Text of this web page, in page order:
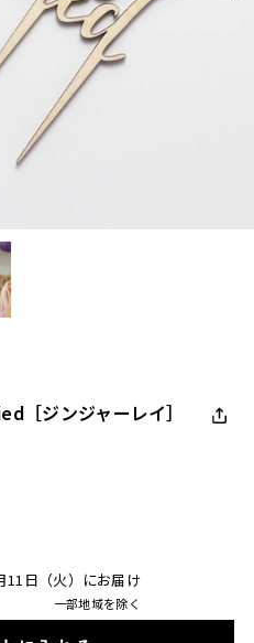
［ジンジャーレイ］
11日（火）にお届け
一部地域を除く